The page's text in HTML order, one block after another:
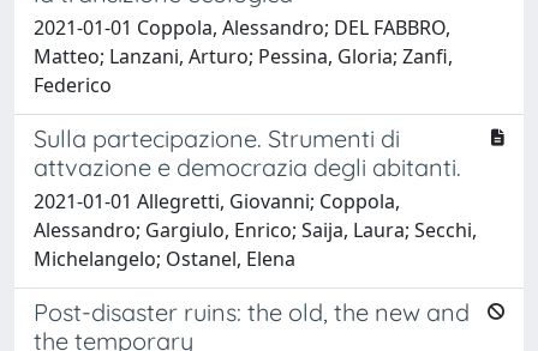
2021-01-01 Coppola, Alessandro; DEL FABBRO,
Matteo; Lanzani, Arturo; Pessina, Gloria; Zanfi,
Federico
Sulla partecipazione. Strumenti di
attvazione e democrazia degli abitanti.
2021-01-01 Allegretti, Giovanni; Coppola,
Alessandro; Gargiulo, Enrico; Saija, Laura; Secchi,
Michelangelo; Ostanel, Elena
Post-disaster ruins: the old, the new and
the temporary